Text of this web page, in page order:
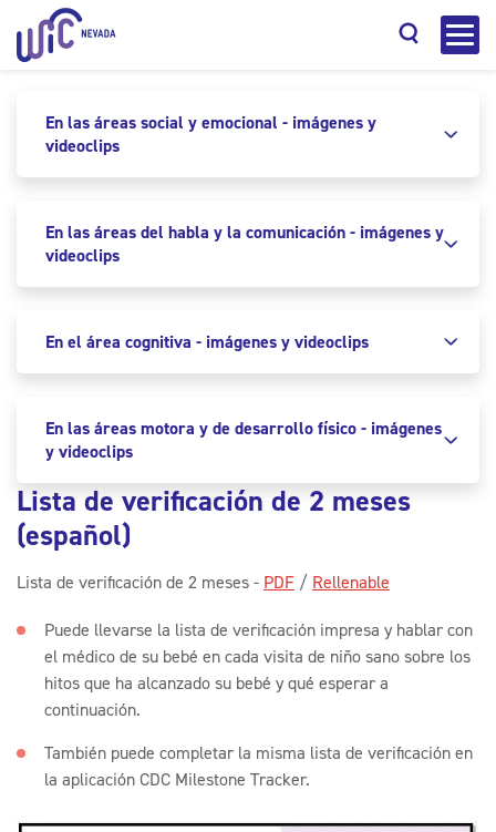
En las áreas social y emocional - imágenes y
videoclips
En las áreas del habla y la comunicación - imágenes y
videoclips
En el área cognitiva - imágenes y videoclips
En las áreas motora y de desarrollo físico - imágenes
y videoclips
Lista de verificación de 2 meses
(español)
Lista de verificación de 2 meses - PDF / Rellenable
Puede llevarse la lista de verificación impresa y hablar con
el médico de su bebé en cada visita de niño sano sobre los
hitos que ha alcanzado su bebé y qué esperar a
continuación.
También puede completar la misma lista de verificación en
la aplicación CDC Milestone Tracker.